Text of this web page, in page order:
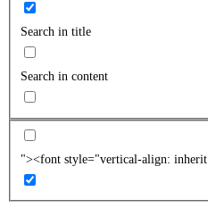
Search in title
Search in content
"><font style="vertical-align: inherit